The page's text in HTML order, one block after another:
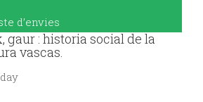
d’envies
gaur : historia social de la
vascas.